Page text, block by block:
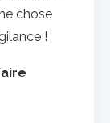
chose
!